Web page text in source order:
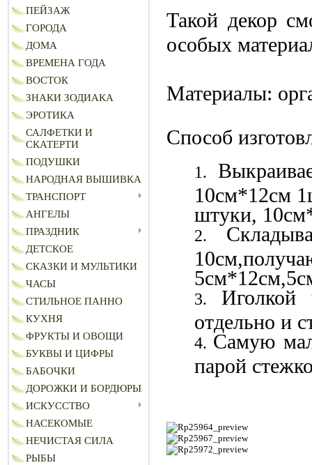
ПЕЙЗАЖ
ГОРОДА
ДОМА
ВРЕМЕНА ГОДА
ВОСТОК
ЗНАКИ ЗОДИАКА
ЭРОТИКА
САЛФЕТКИ И
СКАТЕРТИ
ПОДУШКИ
НАРОДНАЯ ВЫШИВКА
ТРАНСПОРТ
АНГЕЛЫ
ПРАЗДНИК
ДЕТСКОЕ
СКАЗКИ И МУЛЬТИКИ
ЧАСЫ
СТИЛЬНОЕ ПАННО
КУХНЯ
ФРУКТЫ И ОВОЩИ
БУКВЫ И ЦИФРЫ
БАБОЧКИ
ДОРОЖКИ И БОРДЮРЫ
ИСКУССТВО
НАСЕКОМЫЕ
НЕЧИСТАЯ СИЛА
РЫБЫ
Такой декор
особых
Материалы:
Способ
10см*12см
штуки,
Иголкой
отдельно и
Самую
парой